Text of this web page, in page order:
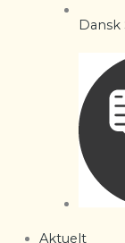
Dansk
Aktuelt